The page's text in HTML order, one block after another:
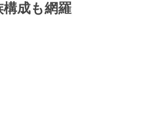
構成も網羅